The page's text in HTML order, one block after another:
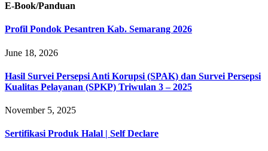
E-Book/Panduan
Profil Pondok Pesantren Kab. Semarang 2026
June 18, 2026
Hasil Survei Persepsi Anti Korupsi (SPAK) dan Survei Persepsi
Kualitas Pelayanan (SPKP) Triwulan 3 – 2025
November 5, 2025
Sertifikasi Produk Halal | Self Declare